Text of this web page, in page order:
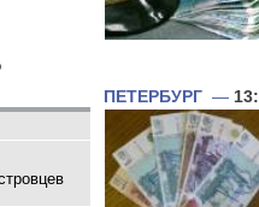
ПЕТЕРБУРГ —